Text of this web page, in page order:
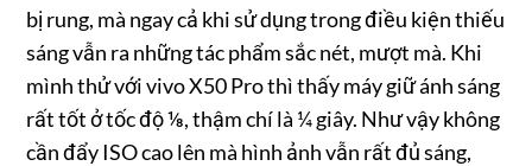
bị rung, mà ngay cả khi sử dụng trong điều kiện thiếu
sáng vẫn ra những tác phẩm sắc nét, mượt mà. Khi
mình thử với vivo X50 Pro thì thấy máy giữ ánh sáng
rất tốt ở tốc độ ⅛, thậm chí là ¼ giây. Như vậy không
cần đẩy ISO cao lên mà hình ảnh vẫn rất đủ sáng,